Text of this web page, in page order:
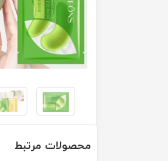
محصولات مرتبط